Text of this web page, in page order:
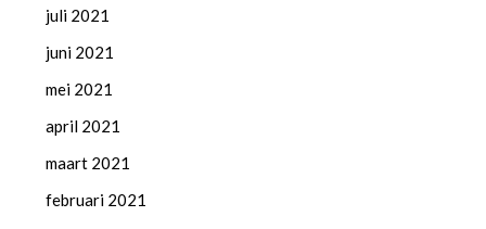
juli 2021
juni 2021
mei 2021
april 2021
maart 2021
februari 2021